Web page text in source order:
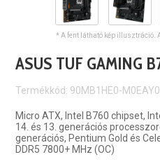
* A fent látható kép illusztráció.
ASUS TUF GAMING
Termékkód: 90MB1HE0-M0EAY0
Micro ATX, Intel B760 chipset,
14. és 13. generációs
generációs, Pentium Gold és
DDR5 7800+ MHz (OC)